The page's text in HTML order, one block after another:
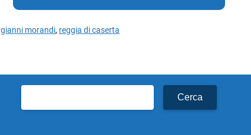
gianni morandi, reggia di caserta
per: